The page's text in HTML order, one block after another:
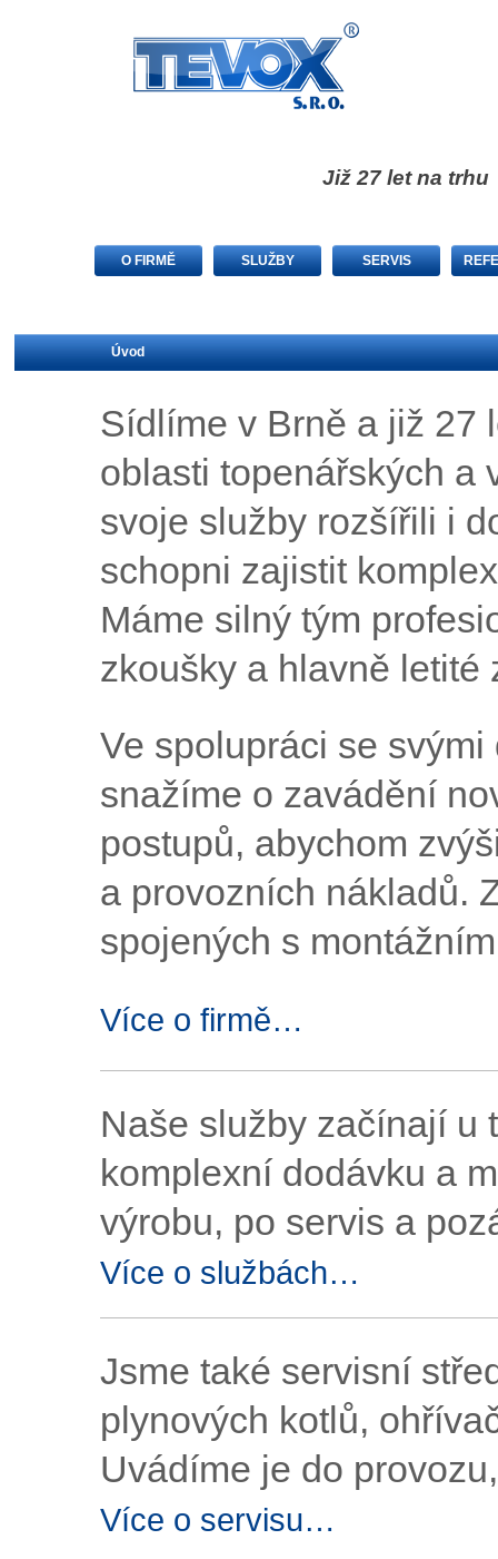
Již 27 let na trhu
O FIRMĚ SLUŽBY SERVIS
Úvod
Sídlíme v Brně a již 27
oblasti topenářských a
svoje služby rozšířili i
schopni zajistit
Máme silný tým
zkoušky a hlavně letité
Ve spolupráci se
snažíme o zavádění
postupů, abychom
a provozních nákladů.
spojených s
Více o firmě…
Naše služby začínají u
komplexní dodávku a
výrobu, po servis a
Více o službách…
Jsme také servisní
plynových kotlů,
Uvádíme je do
Více o servisu…